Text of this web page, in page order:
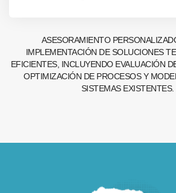
ASESORAMIENTO
IMPLEMENTACIÓN DE SOLUCIONES
EFICIENTES, INCLUYENDO EVALUACIÓN
OPTIMIZACIÓN DE PROCESOS Y
SISTEMAS EXISTENTES.